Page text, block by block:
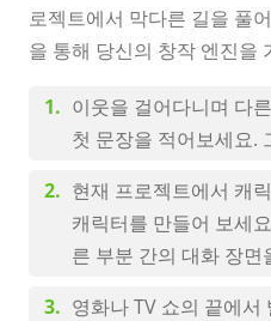
로젝트에서 막다른 길을 풀
을 통해 당신의 창작 엔진을
이웃을 걸어다니며 다
첫 문장을 적어보세요.
현재 프로젝트에서 캐
캐릭터를 만들어 보세
른 부분 간의 대화 장면
영화나 TV 쇼의 끝에서